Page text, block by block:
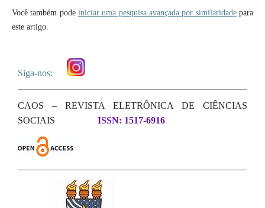
Você também pode iniciar uma pesquisa avançada por similaridadepara
este artigo.
Siga-nos:
CAOS – REVISTA ELETRÔNICA DE CIÊNCIAS
SOCIAIS
ISSN: 1517-6916